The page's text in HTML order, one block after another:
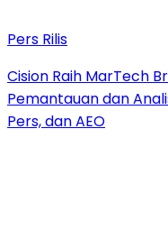
Pers Rilis
Cision Raih MarTech
Pemantauan dan
Pers, dan AEO